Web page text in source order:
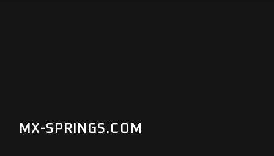
MX-SPRINGS.COM